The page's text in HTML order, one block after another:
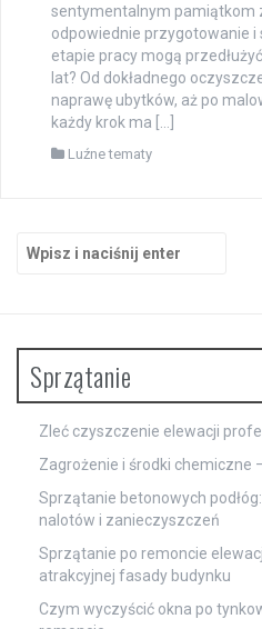
sentymentalnym pamiątkom
odpowiednie przygotowanie i
etapie pracy mogą
lat? Od dokładnego
naprawę ubytków, aż po
każdy krok ma […]
Luźne tematy
Sprzątanie
Zleć czyszczenie elewacji
Zagrożenie i środki chemiczne
Sprzątanie betonowych
nalotów i zanieczyszczeń
Sprzątanie po remoncie
atrakcyjnej fasady budynku
Czym wyczyścić okna po